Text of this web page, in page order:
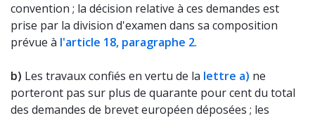
convention ; la décision relative à ces demandes est
prise par la division d'examen dans sa composition
prévue à l'article 18, paragraphe 2.
b) Les travaux confiés en vertu de la lettre a) ne
porteront pas sur plus de quarante pour cent du total
des demandes de brevet européen déposées ; les